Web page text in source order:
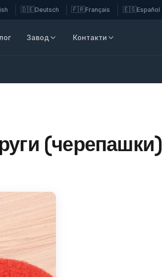
🇩🇪Deutsch 🇫🇷Français 🇪🇸Español
Завод Контакти
(черепашки)